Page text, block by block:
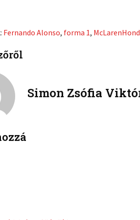
o
f
b
o
t
Fernando Alonso, forma 1,
Simon Zsófia